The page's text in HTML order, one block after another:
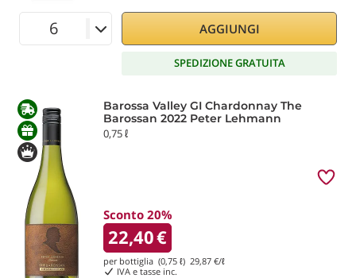
AGGIUNGI
SPEDIZIONE GRATUITA
Barossa Valley GI Chardonnay The
Barossan 2022 Peter Lehmann
0,75 ℓ
Sconto 20%
22,40€
per bottiglia (0,75 ℓ) 29,87 €/ℓ
IVA e tasse inc.